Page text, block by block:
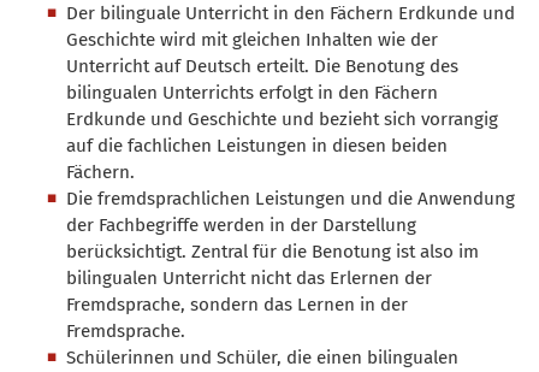
Der bilinguale Unterricht in den Fächern Erdkunde und
Geschichte wird mit gleichen Inhalten wie der
Unterricht auf Deutsch erteilt. Die Benotung des
bilingualen Unterrichts erfolgt in den Fächern
Erdkunde und Geschichte und bezieht sich vorrangig
auf die fachlichen Leistungen in diesen beiden
Fächern.
Die fremdsprachlichen Leistungen und die Anwendung
der Fachbegriffe werden in der Darstellung
berücksichtigt. Zentral für die Benotung ist also im
bilingualen Unterricht nicht das Erlernen der
Fremdsprache, sondern das Lernen in der
Fremdsprache.
Schülerinnen und Schüler, die einen bilingualen